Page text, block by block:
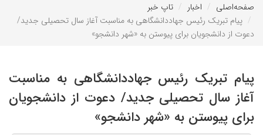
صفحه‌اصلی
اخبار
تاپ خبر
پیام تبریک رئیس جهاددانشگاهی به مناسبت آغاز سال تحصیلی جدید/
دعوت از دانشجویان برای پیوستن به «شهر دانشجو»
پیام تبریک رئیس جهاددانشگاهی به مناسبت
آغاز سال تحصیلی جدید/ دعوت از دانشجویان
برای پیوستن به «شهر دانشجو»